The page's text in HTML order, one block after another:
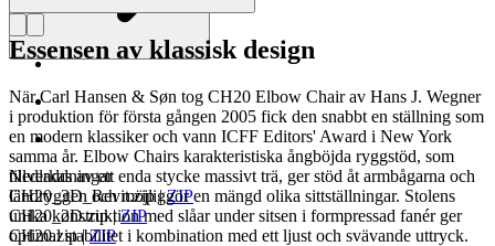
Nedladdningar
CH20_3D_Revit.zip|ZIP
CH20_2D.zip|ZIP
CH20.zip|ZIP
Essensen av klassisk design
När Carl Hansen & Søn tog CH20 Elbow Chair av Hans J. Wegner
i produktion för första gången 2005 fick den snabbt en ställning som
en modern klassiker och vann ICFF Editors' Award i New York
samma år. Elbow Chairs karakteristiska ångböjda ryggstöd, som
tillverkas av ett enda stycke massivt trä, ger stöd åt armbågarna och
ländryggen och möjliggör en mängd olika sittställningar. Stolens
unika konstruktion med slåar under sitsen i formpressad fanér ger
optimal stabilitet i kombination med ett ljust och svävande uttryck.